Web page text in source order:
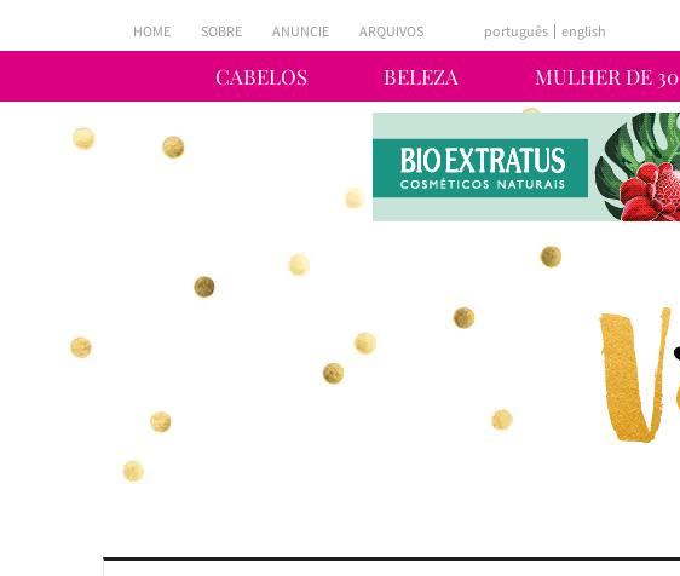
CABELOS BELEZA MULHER DE 30
HOME SOBRE ANUNCIE ARQUIVOS português english